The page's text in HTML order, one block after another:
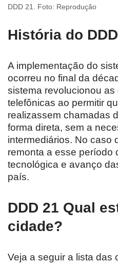
DDD 21. Foto: Reprodução
História do
A implementação do
ocorreu no final da
sistema revolucionou
telefônicas ao permitir
realizassem chamadas
forma direta, sem a
intermediários. No caso
remonta a esse período
tecnológica e avanço
país.
DDD 21 Qual
cidade?
Veja a seguir a lista das